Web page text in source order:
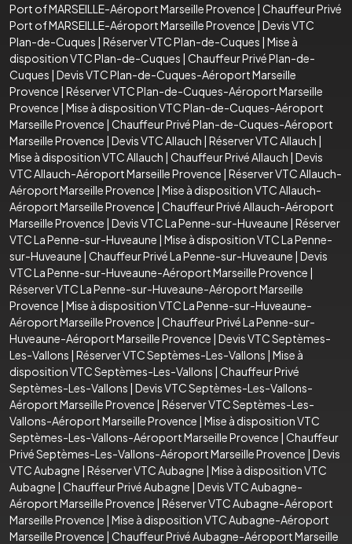
Port of MARSEILLE-Aéroport Marseille Provence | Chauffeur Privé
Port of MARSEILLE-Aéroport Marseille Provence | Devis VTC
Plan-de-Cuques | Réserver VTC Plan-de-Cuques | Mise à
disposition VTC Plan-de-Cuques | Chauffeur Privé Plan-de-
Cuques | Devis VTC Plan-de-Cuques-Aéroport Marseille
Provence | Réserver VTC Plan-de-Cuques-Aéroport Marseille
Provence | Mise à disposition VTC Plan-de-Cuques-Aéroport
Marseille Provence | Chauffeur Privé Plan-de-Cuques-Aéroport
Marseille Provence | Devis VTC Allauch | Réserver VTC Allauch |
Mise à disposition VTC Allauch | Chauffeur Privé Allauch | Devis
VTC Allauch-Aéroport Marseille Provence | Réserver VTC Allauch-
Aéroport Marseille Provence | Mise à disposition VTC Allauch-
Aéroport Marseille Provence | Chauffeur Privé Allauch-Aéroport
Marseille Provence | Devis VTC La Penne-sur-Huveaune | Réserver
VTC La Penne-sur-Huveaune | Mise à disposition VTC La Penne-
sur-Huveaune | Chauffeur Privé La Penne-sur-Huveaune | Devis
VTC La Penne-sur-Huveaune-Aéroport Marseille Provence |
Réserver VTC La Penne-sur-Huveaune-Aéroport Marseille
Provence | Mise à disposition VTC La Penne-sur-Huveaune-
Aéroport Marseille Provence | Chauffeur Privé La Penne-sur-
Huveaune-Aéroport Marseille Provence | Devis VTC Septèmes-
Les-Vallons | Réserver VTC Septèmes-Les-Vallons | Mise à
disposition VTC Septèmes-Les-Vallons | Chauffeur Privé
Septèmes-Les-Vallons | Devis VTC Septèmes-Les-Vallons-
Aéroport Marseille Provence | Réserver VTC Septèmes-Les-
Vallons-Aéroport Marseille Provence | Mise à disposition VTC
Septèmes-Les-Vallons-Aéroport Marseille Provence | Chauffeur
Privé Septèmes-Les-Vallons-Aéroport Marseille Provence | Devis
VTC Aubagne | Réserver VTC Aubagne | Mise à disposition VTC
Aubagne | Chauffeur Privé Aubagne | Devis VTC Aubagne-
Aéroport Marseille Provence | Réserver VTC Aubagne-Aéroport
Marseille Provence | Mise à disposition VTC Aubagne-Aéroport
Marseille Provence | Chauffeur Privé Aubagne-Aéroport Marseille